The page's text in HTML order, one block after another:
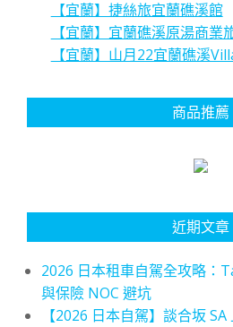
【宜蘭】捷絲旅宜蘭礁溪館
【宜蘭】宜蘭礁溪原湯商
【宜蘭】山月22宜蘭礁溪
商品推薦
近期文章
2026 日本租車自駕全攻略：
與保險 NOC 避坑
【2026 日本自駕】談合坂